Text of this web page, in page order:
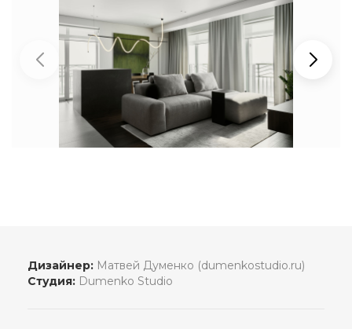
Дизайнер: Матвей Думенко (dumenkostudio.ru)
Студия: Dumenko Studio